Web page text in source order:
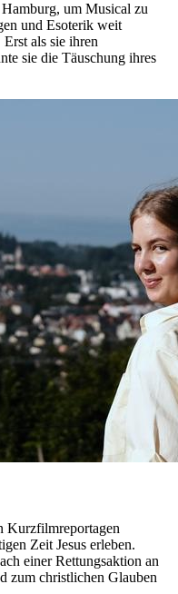
um Musical zu
und Esoterik weit
als sie ihren
sie die Täuschung ihres
Kurzfilmreportagen
Zeit Jesus erleben.
einer Rettungsaktion an
zum christlichen Glauben